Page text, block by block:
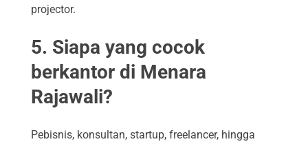
projector.
5. Siapa yang cocok
berkantor di Menara
Rajawali?
Pebisnis, konsultan, startup, freelancer, hingga